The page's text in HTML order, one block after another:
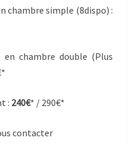
chambre simple (8dispo) :
chambre double (Plus
: 240€* / 290€*
contacter